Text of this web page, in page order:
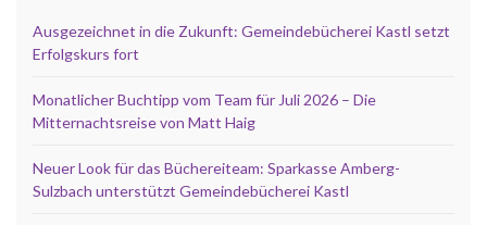
Ausgezeichnet in die Zukunft: Gemeindebücherei Kastl setzt
Erfolgskurs fort
Monatlicher Buchtipp vom Team für Juli 2026 – Die
Mitternachtsreise von Matt Haig
Neuer Look für das Büchereiteam: Sparkasse Amberg-
Sulzbach unterstützt Gemeindebücherei Kastl